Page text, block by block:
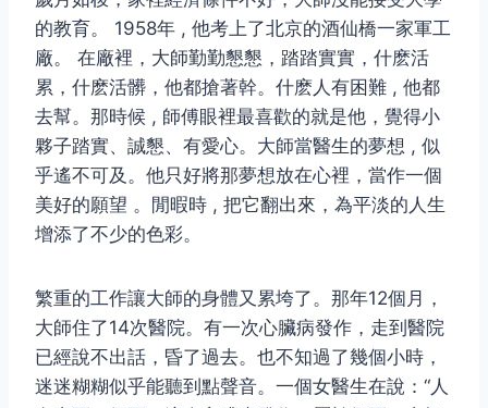
的教育。 1958年 , 他考上了北京的酒仙橋一家軍工
廠。 在廠裡，大師勤勤懇懇，踏踏實實，什麽活
累，什麽活髒，他都搶著幹。什麽人有困難 , 他都
去幫。那時候 , 師傅眼裡最喜歡的就是他，覺得小
夥子踏實、誠懇、有愛心。大師當醫生的夢想 , 似
乎遙不可及。他只好將那夢想放在心裡，當作一個
美好的願望 。閒暇時 , 把它翻出來，為平淡的人生
增添了不少的色彩。
繁重的工作讓大師的身體又累垮了。那年12個月，
大師住了14次醫院。有一次心臟病發作，走到醫院
已經說不出話，昏了過去。也不知過了幾個小時，
迷迷糊糊似乎能聽到點聲音。一個女醫生在說：“人